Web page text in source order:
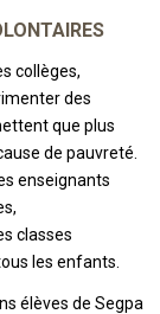
collèges,
des
que plus
de pauvreté.
enseignants
classes
les enfants.
élèves de Segpa